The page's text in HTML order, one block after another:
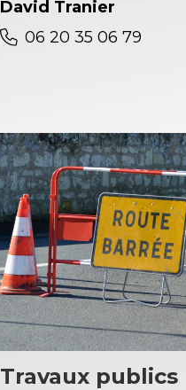
David Tranier
06 20 35 06 79
Travaux publics